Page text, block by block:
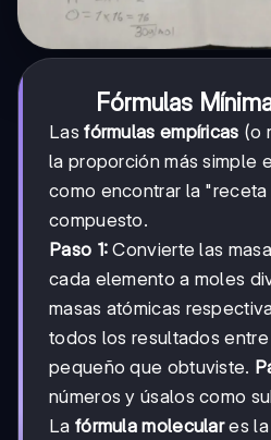
Fórmulas
Lasfórmulas empíricas (o
la proporción más simple
como encontrar la
compuesto.
Paso 1: Convierte las
cada elemento a moles
masas atómicas
todos los resultados entre
pequeño que obtuviste.
números y úsalos como
La fórmula moleculares la